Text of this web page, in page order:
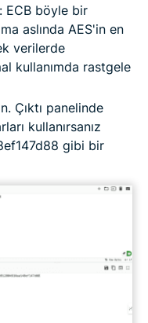
ECB böyle bir
aslında AES'in en
verilerde
kullanımda rastgele
Çıktı panelinde
kullanırsanız
gibi bir